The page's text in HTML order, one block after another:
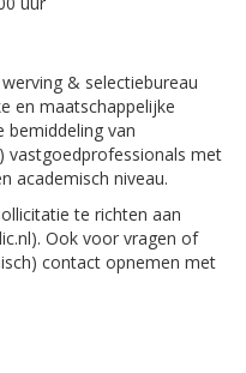
& selectiebureau
en maatschappelijke
bemiddeling van
vastgoedprofessionals met
academisch niveau.
te richten aan
Ook voor vragen of
contact opnemen met